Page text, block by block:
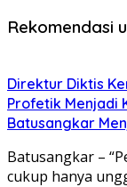
Rekomendasi
Direktur Diktis
Profetik Menjadi
Batusangkar
Batusangkar –
cukup hanya